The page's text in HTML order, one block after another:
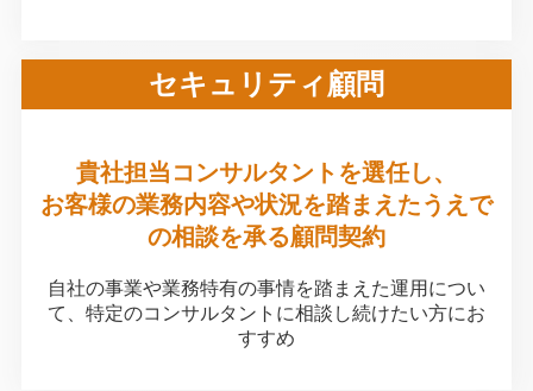
セキュリティ顧問
貴社担当コンサルタントを選任し、
お客様の業務内容や状況を踏まえたうえで
の相談を承る顧問契約
自社の事業や業務特有の事情を踏まえた運用につい
て、特定のコンサルタントに相談し続けたい方にお
すすめ